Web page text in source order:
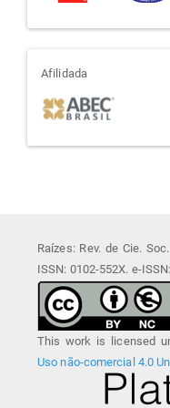
afiliada
Afilidada
Raízes: Rev. de Cie.
ISSN: 0102-552X. e-
This work is licensed
Uso não-comercial 4.0